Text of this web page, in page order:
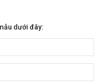
dưới đây: